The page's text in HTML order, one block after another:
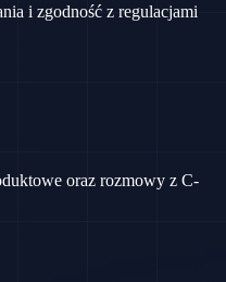
i zgodność z regulacjami
oraz rozmowy z C-